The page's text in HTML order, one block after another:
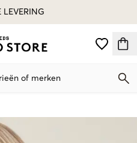
LEVERING
of merken